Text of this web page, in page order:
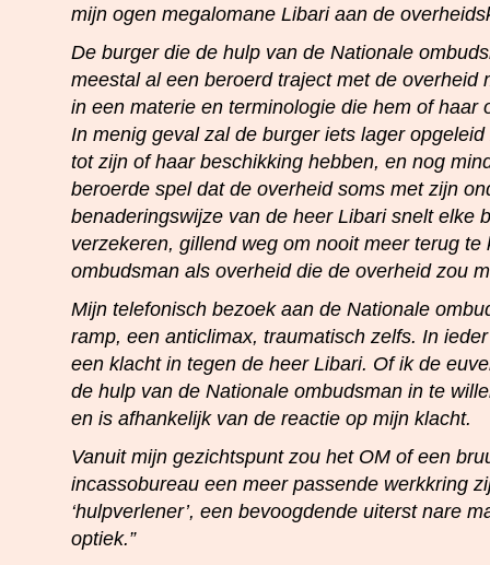
mijn ogen megalomane Libari aan de
De burger die de hulp van de Nationale
meestal al een beroerd traject met de overheid
in een materie en terminologie die hem of haar
In menig geval zal de burger iets lager
tot zijn of haar beschikking hebben, en nog
beroerde spel dat de overheid soms met zijn
benaderingswijze van de heer Libari snelt elke
verzekeren, gillend weg om nooit meer terug
ombudsman als overheid die de overheid zou
Mijn telefonisch bezoek aan de Nationale
ramp, een anticlimax, traumatisch zelfs. In
een klacht in tegen de heer Libari. Of ik de
de hulp van de Nationale ombudsman in te
en is afhankelijk van de reactie op mijn klacht.
Vanuit mijn gezichtspunt zou het OM of een
incassobureau een meer passende werkkring
‘hulpverlener’, een bevoogdende uiterst nare
optiek.”